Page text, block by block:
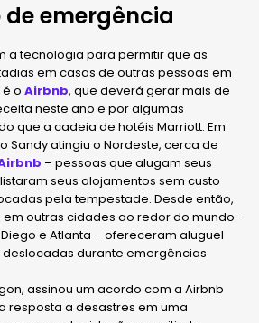
emergência
a tecnologia para permitir que as
em casas de outras pessoas em
o Airbnb, que deverá gerar mais de
neste ano e por algumas
que a cadeia de hotéis Marriott. Em
Sandy atingiu o Nordeste, cerca de
– pessoas que alugam seus
seus alojamentos sem custo
pela tempestade. Desde então,
outras cidades ao redor do mundo –
e Atlanta – ofereceram aluguel
durante emergências
assinou um acordo com a Airbnb
resposta a desastres em uma